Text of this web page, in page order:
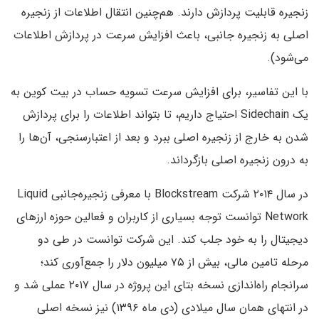
زنجیره قابلیت پردازش‌ دارند. هم‌چنین انتقال اطلاعات از زنجیره
اصلی به زنجیره جانبی، باعث افزایش سرعت در پردازش اطلاعات
می‌شود).
با این تفاسیر، برای افزایش سرعت تسویه حساب در بیت کوین به
یک Sidechain احتیاج داریم، تا بتواند اطلاعات را برای پردازش
شدن به خارج از زنجیره اصلی ببرد و بعد از اعتبارسنجی، آن‌ها را
به درون زنجیره اصلی بازگرداند.
در سال ۲۰۱۴ شرکت Blockstream با معرفی زنجیره‌جانبی Liquid
Network توانست توجه بسیاری از کاربران و فعالین حوزه ارزهای
دیجیتال را به خود جلب کند. این شرکت توانست در طی دو
مرحله تامین مالی، بیش از ۷۵ میلیون دلار را جمع‌آوری کند؛
سرانجام راه‌اندازی نسخه بتای این پروژه در سال ۲۰۱۷ عملی شد و
در انتهای همان سال میلادی (دی ماه ۱۳۹۶) نیز نسخه اصلی